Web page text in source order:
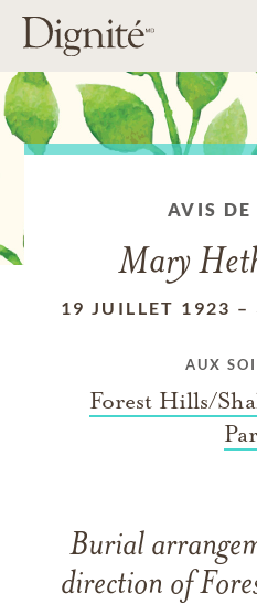
AVIS DE
Mary
19 JUILLET 1923 –
AUX
Forest Hills/
Burial
direction of